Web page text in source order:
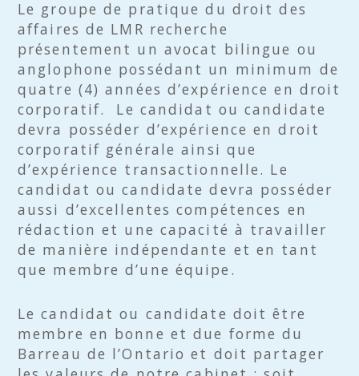
Le groupe de pratique du droit des
affaires de LMR recherche
présentement un avocat bilingue ou
anglophone possédant un minimum de
quatre (4) années d’expérience en droit
corporatif. Le candidat ou candidate
devra posséder d’expérience en droit
corporatif générale ainsi que
d’expérience transactionnelle. Le
candidat ou candidate devra posséder
aussi d’excellentes compétences en
rédaction et une capacité à travailler
de manière indépendante et en tant
que membre d’une équipe.
Le candidat ou candidate doit être
membre en bonne et due forme du
Barreau de l’Ontario et doit partager